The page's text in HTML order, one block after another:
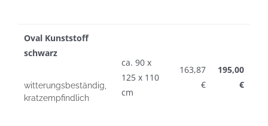
Oval Kunststoff
schwarz
witterungsbeständig,
kratzempfindlich
ca. 90 x
125 x 110
cm
163,87
€
195,00
€